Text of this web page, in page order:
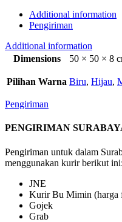
Additional information
Pengiriman
Additional information
Dimensions
50 × 50 × 8
Pilihan Warna Biru, Hijau,
Pengiriman
PENGIRIMAN
Pengiriman untuk dalam
menggunakan kurir berikut ini:
JNE
Kurir Bu Mimin (harga
Gojek
Grab